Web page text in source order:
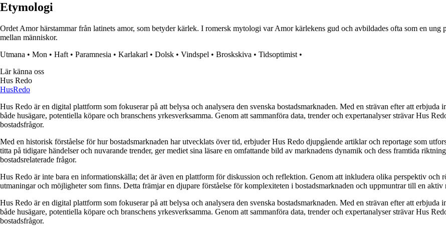
Etymologi
Ordet Amor härstammar från latinets amor, som betyder kärlek. I romersk mytologi var Amor kärlekens gud och avbildades ofta som en
mellan människor.
Utmana • Mon • Haft • Paramnesia • Karlakarl • Dolsk • Vindspel • Broskskiva • Tidsoptimist •
Lär känna oss
Hus Redo
HusRedo
Hus Redo är en digital plattform som fokuserar på att belysa och analysera den svenska bostadsmarknaden. Med en strävan efter att
både husägare, potentiella köpare och branschens yrkesverksamma. Genom att sammanföra data, trender och expertanalyser strävar Hus
bostadsfrågor.
Med en historisk förståelse för hur bostadsmarknaden har utvecklats över tid, erbjuder Hus Redo djupgående artiklar och reportage som
titta på tidigare händelser och nuvarande trender, ger mediet sina läsare en omfattande bild av marknadens dynamik och dess framtida
bostadsrelaterade frågor.
Hus Redo är inte bara en informationskälla; det är även en plattform för diskussion och reflektion. Genom att inkludera olika perspektiv och
utmaningar och möjligheter som finns. Detta främjar en djupare förståelse för komplexiteten i bostadsmarknaden och uppmuntrar till en aktiv
Hus Redo är en digital plattform som fokuserar på att belysa och analysera den svenska bostadsmarknaden. Med en strävan efter att
både husägare, potentiella köpare och branschens yrkesverksamma. Genom att sammanföra data, trender och expertanalyser strävar Hus
bostadsfrågor.